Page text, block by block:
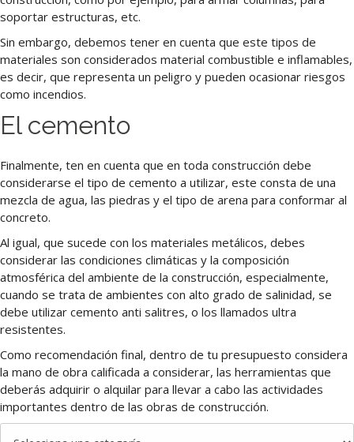
soportar estructuras, etc.
Sin embargo, debemos tener en cuenta que este tipos de
materiales son considerados material combustible e inflamables,
es decir, que representa un peligro y pueden ocasionar riesgos
como incendios.
El cemento
Finalmente, ten en cuenta que en toda construcción debe
considerarse el tipo de cemento a utilizar, este consta de una
mezcla de agua, las piedras y el tipo de arena para conformar al
concreto.
Al igual, que sucede con los materiales metálicos, debes
considerar las condiciones climáticas y la composición
atmosférica del ambiente de la construcción, especialmente,
cuando se trata de ambientes con alto grado de salinidad, se
debe utilizar cemento anti salitres, o los llamados ultra
resistentes.
Como recomendación final, dentro de tu presupuesto considera
la mano de obra calificada a considerar, las herramientas que
deberás adquirir o alquilar para llevar a cabo las actividades
importantes dentro de las obras de construcción.